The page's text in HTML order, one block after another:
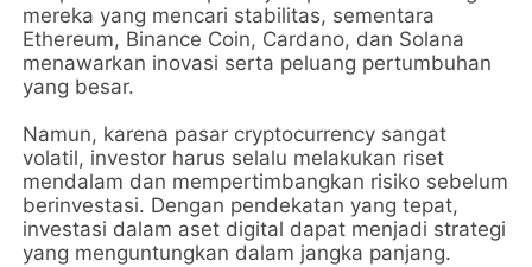
mereka yang mencari stabilitas, sementara
Ethereum, Binance Coin, Cardano, dan Solana
menawarkan inovasi serta peluang pertumbuhan
yang besar.
Namun, karena pasar cryptocurrency sangat
volatil, investor harus selalu melakukan riset
mendalam dan mempertimbangkan risiko sebelum
berinvestasi. Dengan pendekatan yang tepat,
investasi dalam aset digital dapat menjadi strategi
yang menguntungkan dalam jangka panjang.